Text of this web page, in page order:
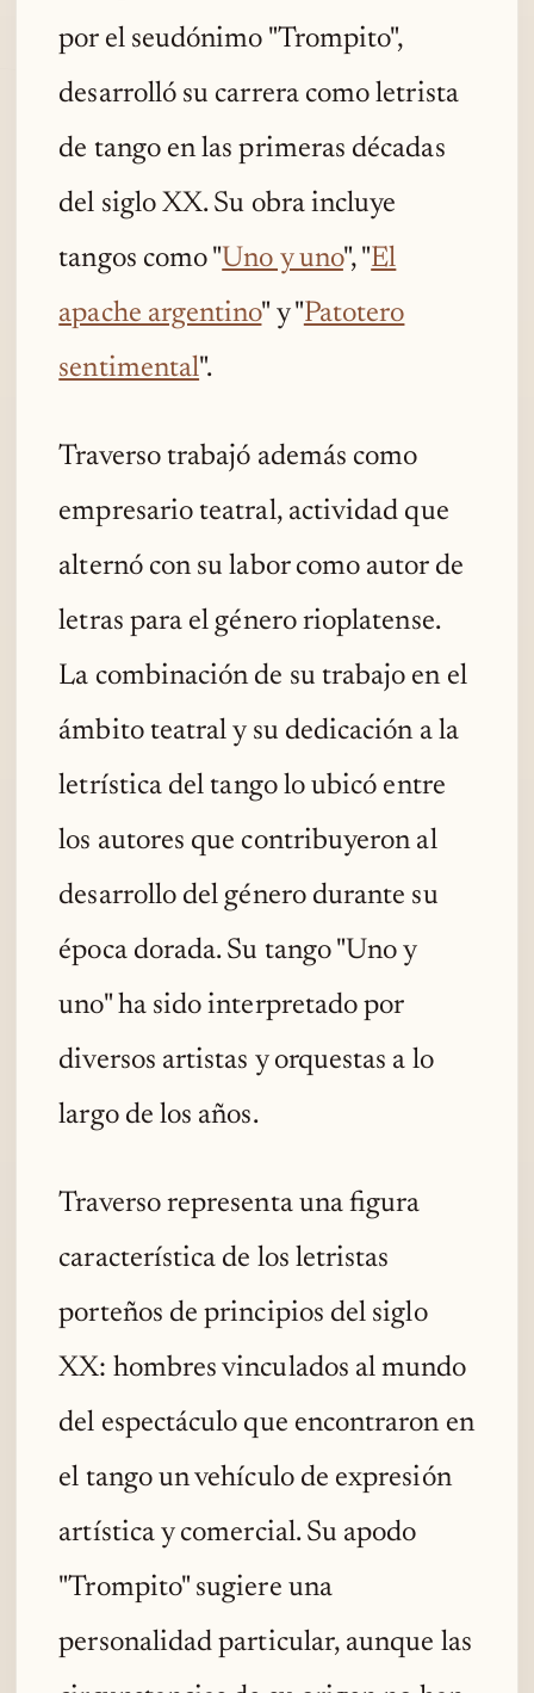
por el seudónimo "Trompito",
desarrolló su carrera como letrista
de tango en las primeras décadas
del siglo XX. Su obra incluye
tangos como "Uno y uno", "El
apache argentino" y "Patotero
sentimental".
Traverso trabajó además como
empresario teatral, actividad que
alternó con su labor como autor de
letras para el género rioplatense.
La combinación de su trabajo en el
ámbito teatral y su dedicación a la
letrística del tango lo ubicó entre
los autores que contribuyeron al
desarrollo del género durante su
época dorada. Su tango "Uno y
uno" ha sido interpretado por
diversos artistas y orquestas a lo
largo de los años.
Traverso representa una figura
característica de los letristas
porteños de principios del siglo
XX: hombres vinculados al mundo
del espectáculo que encontraron en
el tango un vehículo de expresión
artística y comercial. Su apodo
"Trompito" sugiere una
personalidad particular, aunque las